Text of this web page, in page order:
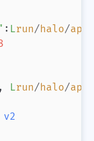
: Lrun/halo/app
, Lrun/halo/app
v2